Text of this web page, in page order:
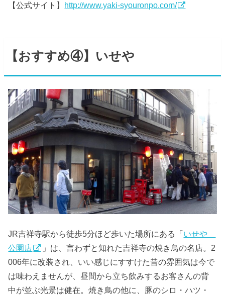
【公式サイト】 http://www.yaki-syouronpo.com/
【おすすめ④】いせや
JR吉祥寺駅から徒歩5分ほど歩いた場所にある「いせや
公園店
」は、言わずと知れた吉祥寺の焼き鳥の名店。2
006年に改装され、いい感じにすすけた昔の雰囲気は今で
は味わえませんが、昼間から立ち飲みするお客さんの背
中が並ぶ光景は健在。焼き鳥の他に、豚のシロ・ハツ・